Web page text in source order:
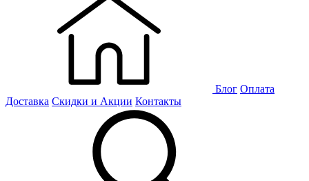
Блог Оплата
Доставка Скидки и Акции Контакты